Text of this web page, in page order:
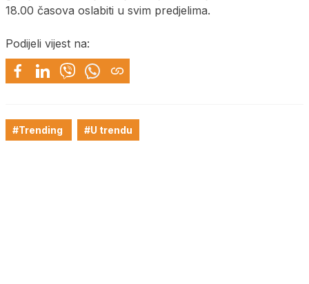
18.00 časova oslabiti u svim predjelima.
Podijeli vijest na:
#Trending #U trendu